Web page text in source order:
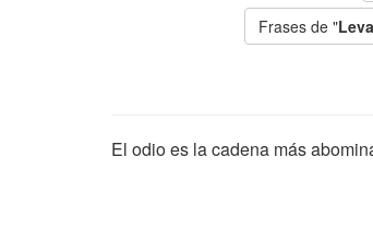
Frases de "
El odio es la cadena más